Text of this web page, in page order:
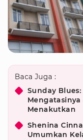
Baca Juga :
Sunday
Mengatasinya
Menakutkan
Shenina
Umumkan